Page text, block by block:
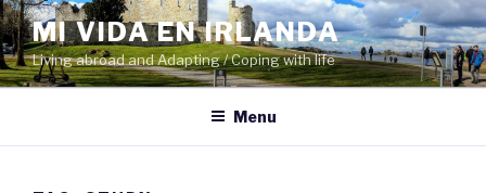
Skip
to
content
MI VIDA EN IRLANDA
Living abroad and Adapting / Coping with life
Menu